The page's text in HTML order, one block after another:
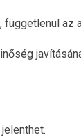
függetlenül